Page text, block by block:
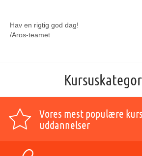
Hav en rigtig god dag!
/Aros-teamet
Vores mest populære
uddannelser